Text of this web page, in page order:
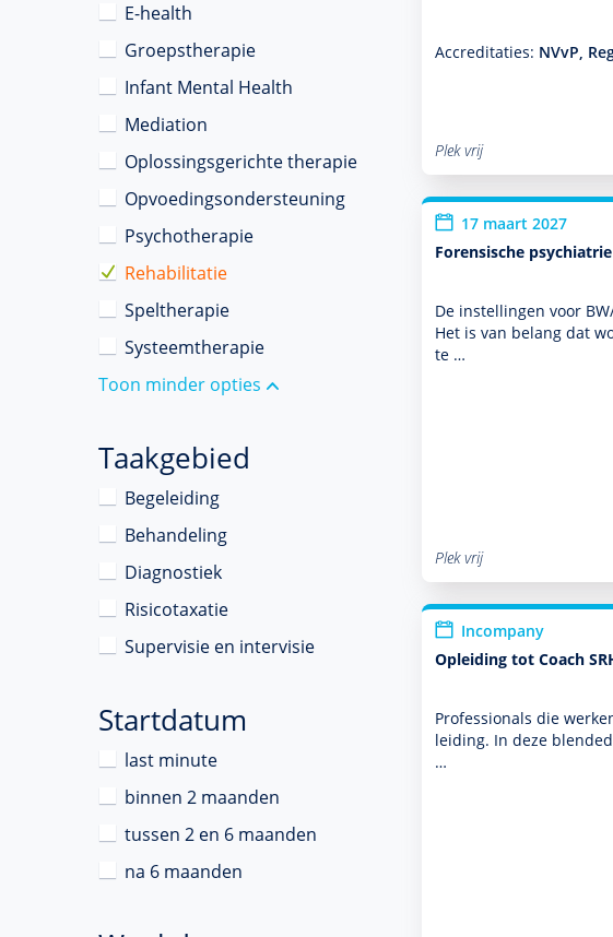
E-health
Groepstherapie
Infant Mental Health
Mediation
Oplossingsgerichte therapie
Opvoedingsondersteuning
Psychotherapie
Rehabilitatie
Speltherapie
Systeemtherapie
Toon minder opties
Taakgebied
Begeleiding
Behandeling
Diagnostiek
Risicotaxatie
Supervisie en intervisie
Startdatum
last minute
binnen 2 maanden
tussen 2 en 6 maanden
na 6 maanden
Accreditaties: NVvP,
Plek vrij
17 maart 2027
Forensische
De instel­lingen voor
Het is van belang dat
te …
Plek vrij
Incompany
Opleiding tot Coach
Professionals die
lei­ding. In deze
…